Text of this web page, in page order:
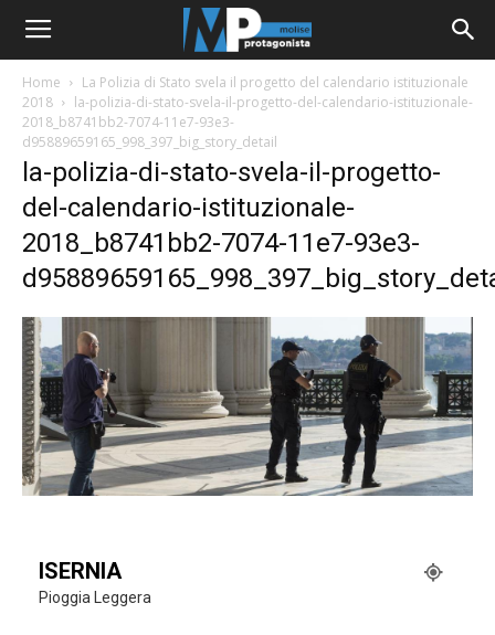
Home
La Polizia di Stato svela il progetto del calendario istituzionale
2018
la-polizia-di-stato-svela-il-progetto-del-calendario-istituzionale-
2018_b8741bb2-7074-11e7-93e3-
d95889659165_998_397_big_story_detail
la-polizia-di-stato-svela-il-progetto-
del-calendario-istituzionale-
2018_b8741bb2-7074-11e7-93e3-
ISERNIA
Pioggia Leggera